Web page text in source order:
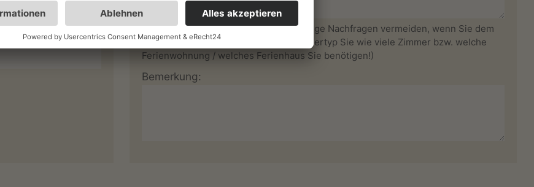
(Freiwillige Angabe - Sie können unnötige Nachfragen vermeiden, wenn Sie dem
Vermieter mitteilen, von welchem Zimmertyp Sie wie viele Zimmer bzw. welche
Ferienwohnung / welches Ferienhaus Sie benötigen!)
Bemerkung: